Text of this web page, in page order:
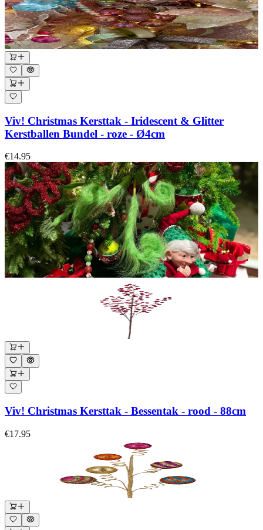
Viv! Christmas Kersttak - Iridescent & Glitter
Kerstballen Bundel - roze - Ø4cm
€14.95
Viv! Christmas Kersttak - Bessentak - rood - 88cm
€17.95